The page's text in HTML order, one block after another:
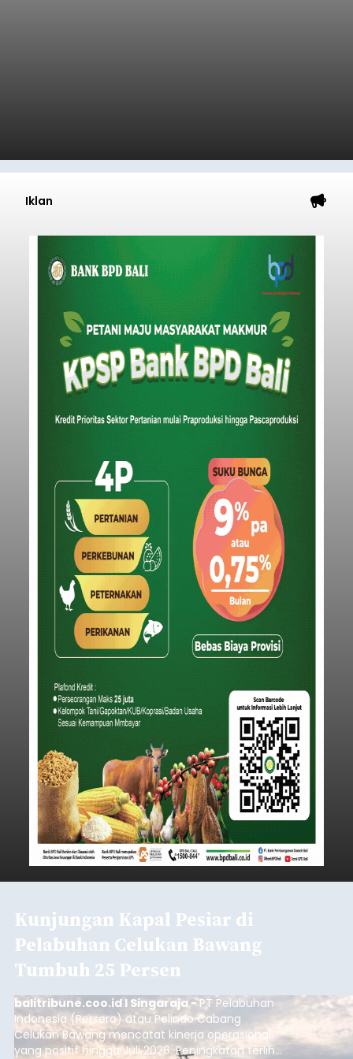
Iklan
Kunjungan Kapal Pesiar di
Pelabuhan Celukan Bawang
Tumbuh 25 Persen
balitribune.coo.id I Singaraja -PT Pelabuhan
Indonesia (Persero) atau Pelindo Cabang
Celukan Bawang mencatat kinerja operasional
yang positif hingga Juli 2026. Peningkatan terlihat